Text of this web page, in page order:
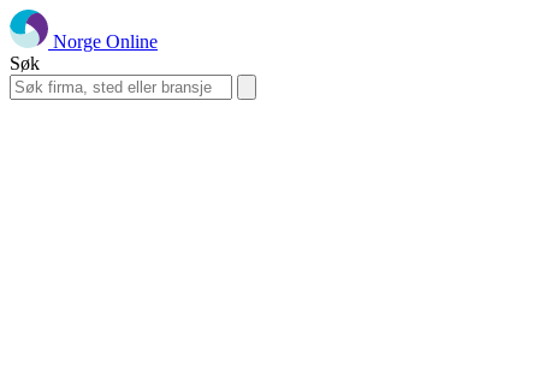
Norge Online
Søk